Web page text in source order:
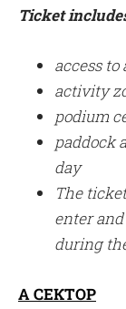
Ticket
access
activity
podium
paddock
day
The
enter
during
А СЕКТОР